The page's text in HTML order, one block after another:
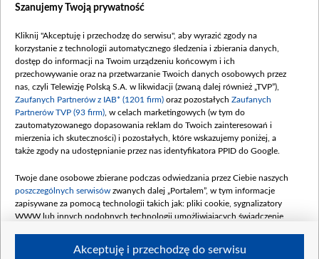
Dofinansowanie 635 783 051,21 PLN
(wpłata wrzesień 100 mln, październik 350
mln, listopad 265 mln)
Dofinansowanie 48 862 000,00 PLN
Data podpisania umowy: GRUDZIEŃ 2025
(wpłata grudzień 60,548 mln)
Dofinansowanie 900 000 000,00 PLN
Data podpisania umowy: LUTY 2026 (wpłata
kwiecień 180 mln, 7 maja 180 mln, 8
czerwca 90 mln)
Dofinansowanie 250 000 000,00 PLN
4 sierpnia 250 mln
Szanujemy Twoją prywatność
Kliknij "Akceptuję i przechodzę do serwisu", aby wyrazić zgody na
korzystanie z technologii automatycznego śledzenia i zbierania danych,
dostęp do informacji na Twoim urządzeniu końcowym i ich
przechowywanie oraz na przetwarzanie Twoich danych osobowych przez
nas, czyli Telewizję Polską S.A. w likwidacji (zwaną dalej również „TVP”),
Zaufanych Partnerów z IAB* (1201 firm) oraz pozostałych Zaufanych
Partnerów TVP (93 firm) , w celach marketingowych (w tym do
zautomatyzowanego dopasowania reklam do Twoich zainteresowań i
mierzenia ich skuteczności) i pozostałych, które wskazujemy poniżej, a
także zgody na udostępnianie przez nas identyfikatora PPID do Google.
Twoje dane osobowe zbierane podczas odwiedzania przez Ciebie naszych
poszczególnych serwisów zwanych dalej „Portalem”, w tym informacje
zapisywane za pomocą technologii takich jak: pliki cookie, sygnalizatory
WWW lub innych podobnych technologii umożliwiających świadczenie
Akceptuję i przechodzę do serwisu